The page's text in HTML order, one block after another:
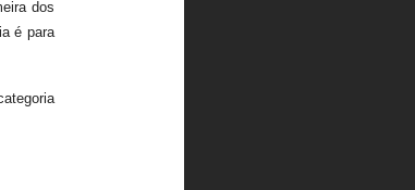
dos
é para